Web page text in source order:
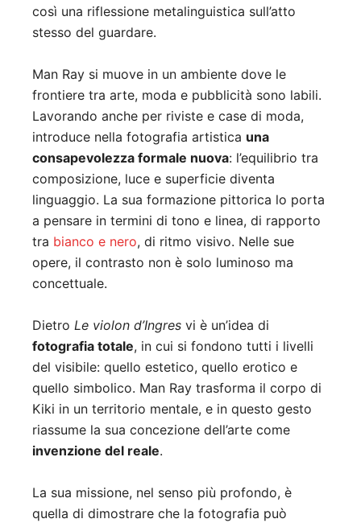
così una riflessione metalinguistica sull’atto
stesso del guardare.
Man Ray si muove in un ambiente dove le
frontiere tra arte, moda e pubblicità sono labili.
Lavorando anche per riviste e case di moda,
introduce nella fotografia artistica una
consapevolezza formale nuova: l’equilibrio tra
composizione, luce e superficie diventa
linguaggio. La sua formazione pittorica lo porta
a pensare in termini di tono e linea, di rapporto
tra bianco e nero, di ritmo visivo. Nelle sue
opere, il contrasto non è solo luminoso ma
concettuale.
Dietro Le violon d’Ingres vi è un’idea di
fotografia totale, in cui si fondono tutti i livelli
del visibile: quello estetico, quello erotico e
quello simbolico. Man Ray trasforma il corpo di
Kiki in un territorio mentale, e in questo gesto
riassume la sua concezione dell’arte come
invenzione del reale.
La sua missione, nel senso più profondo, è
quella di dimostrare che la fotografia può